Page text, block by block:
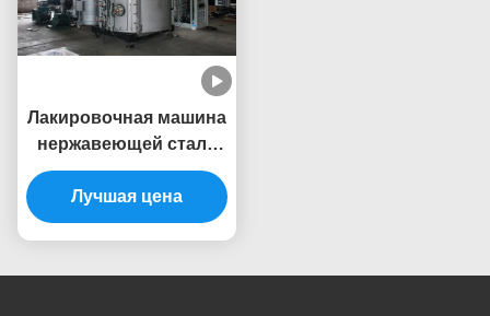
Лакировочная машина
нержавеющей стали
PVD ручки двери
металла
Лучшая цена